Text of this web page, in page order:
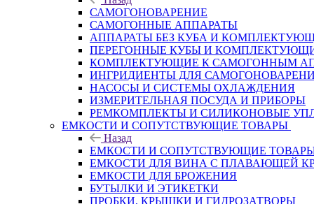
САМОГОНОВАРЕНИЕ
САМОГОННЫЕ АППАРАТЫ
АППАРАТЫ БЕЗ КУБА И
ПЕРЕГОННЫЕ КУБЫ И
КОМПЛЕКТУЮЩИЕ К САМОГОННЫМ
ИНГРИДИЕНТЫ ДЛЯ
НАСОСЫ И СИСТЕМЫ ОХЛАЖДЕНИЯ
ИЗМЕРИТЕЛЬНАЯ ПОСУДА И ПРИБОРЫ
РЕМКОМПЛЕКТЫ И СИЛИКОНОВЫЕ
ЕМКОСТИ И СОПУТСТВУЮЩИЕ ТОВАРЫ
Назад
ЕМКОСТИ И СОПУТСТВУЮЩИЕ
ЕМКОСТИ ДЛЯ ВИНА С ПЛАВАЮЩЕЙ
ЕМКОСТИ ДЛЯ БРОЖЕНИЯ
БУТЫЛКИ И ЭТИКЕТКИ
ПРОБКИ, КРЫШКИ И ГИДРОЗАТВОРЫ